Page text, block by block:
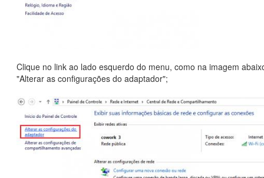
Clique no link ao lado esquerdo do menu, como na imagem
"Alterar as configurações do adaptador";